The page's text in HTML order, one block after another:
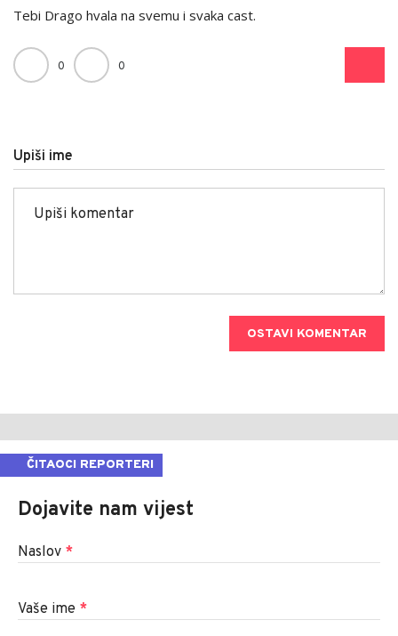
Tebi Drago hvala na svemu i svaka cast.
0 0
Upiši ime
OSTAVI KOMENTAR
ČITAOCI REPORTERI
Dojavite nam vijest
Naslov *
Vaše ime *